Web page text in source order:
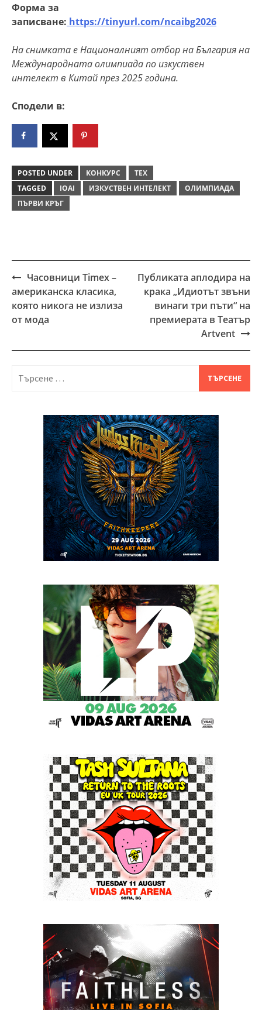
Форма за
записване: https://tinyurl.com/ncaibg2026
На снимката е Националният отбор на България на
Международната олимпиада по изкуствен
интелект в Китай през 2025 година.
Сподели в:
POSTED UNDER КОНКУРС
ТЕХ
TAGGED
IOAI ИЗКУСТВЕН ИНТЕЛЕКТ
ОЛИМПИАДА
ПЪРВИ КРЪГ
Post
navigation
Часовници Timex –
американска класика,
която никога не излиза
от мода
Публиката аплодира на
крака „Идиотът звъни
винаги три пъти“ на
премиерата в Театър
Artvent
Търсене